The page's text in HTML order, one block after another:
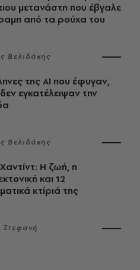
μετανάστη που έβγαλε
από τα ρούχα του
Βελιδάκης
της ΑΙ που έφυγαν,
εγκατέλειψαν την
Βελιδάκης
Η ζωή, η
και 12
κτίριά της